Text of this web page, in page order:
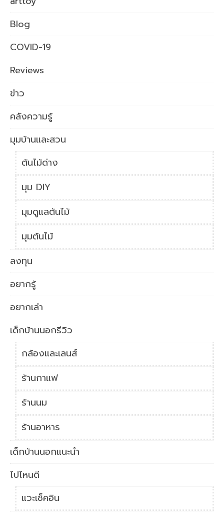
Blog
COVID-19
Reviews
ข่าว
คลังความรู้
มุมบ้านและสวน
ต้นไม้ด่าง
มุม DIY
มุมดูแลต้นไม้
มุมต้นไม้
ลงทุน
อยากรู้
อยากเล่า
เด็กบ้านนอกรีวิว
กล้องและเลนส์
ร้านกาแฟ
ร้านนม
ร้านอาหาร
เด็กบ้านนอกแนะนำ
ไปไหนดี
แวะเช็คอิน